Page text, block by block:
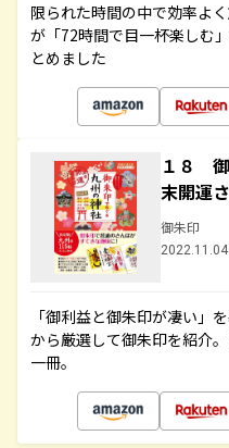
限られた時間の中で効率よ
が「72時間で目一杯楽しむ
とめました
１８
末開運
御朱印
「御利益と御朱印が凄い」
から厳選して御朱印を紹介
一冊。